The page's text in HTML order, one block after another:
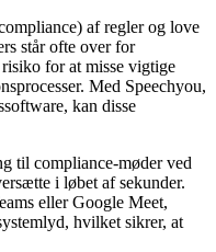
af regler og love
står ofte over for
for at misse vigtige
Med Speechyou,
kan disse
til compliance-møder ved
i løbet af sekunder.
eller Google Meet,
hvilket sikrer, at